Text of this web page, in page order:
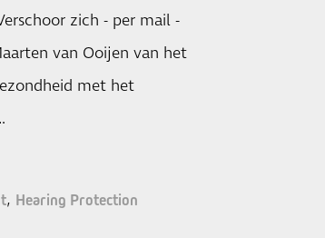
zich - per mail -
van Ooijen van het
met het
Hearing Protection